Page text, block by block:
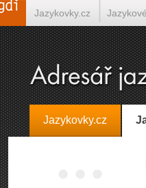
Jazykovky.cz
Jazykovky.cz
Španělština on-line